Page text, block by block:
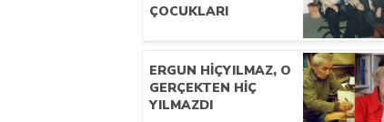
ÇOCUKLARI
ERGUN HIÇYILMAZ, O
GERÇEKTEN HIÇ
YILMAZDI